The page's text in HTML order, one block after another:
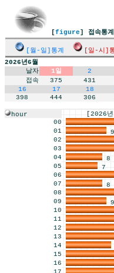
[figure] 접속통계
[월-일]통계 [일-시]통
2026년6월
날자
1일 2
접속
375 431
16
17 18
398
444 306
hour
[2026년 6
00
01
9
02
03
04
8
05
7
06
07
8
08
09
9
10
11
12
13
14
15
16